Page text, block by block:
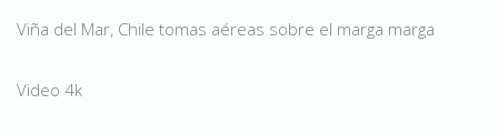
Viña del Mar, Chile tomas aéreas sobre el marga marga
Video 4k